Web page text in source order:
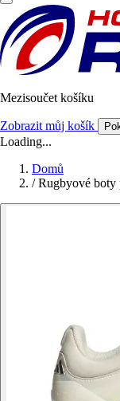
Mezisoučet košíku
Zobrazit můj košík
Loading...
Domů
/ Rugbyové boty